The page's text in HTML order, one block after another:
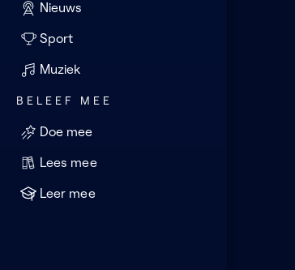
Nieuws
Sport
Muziek
BELEEF MEE
Doe mee
Lees mee
Leer mee